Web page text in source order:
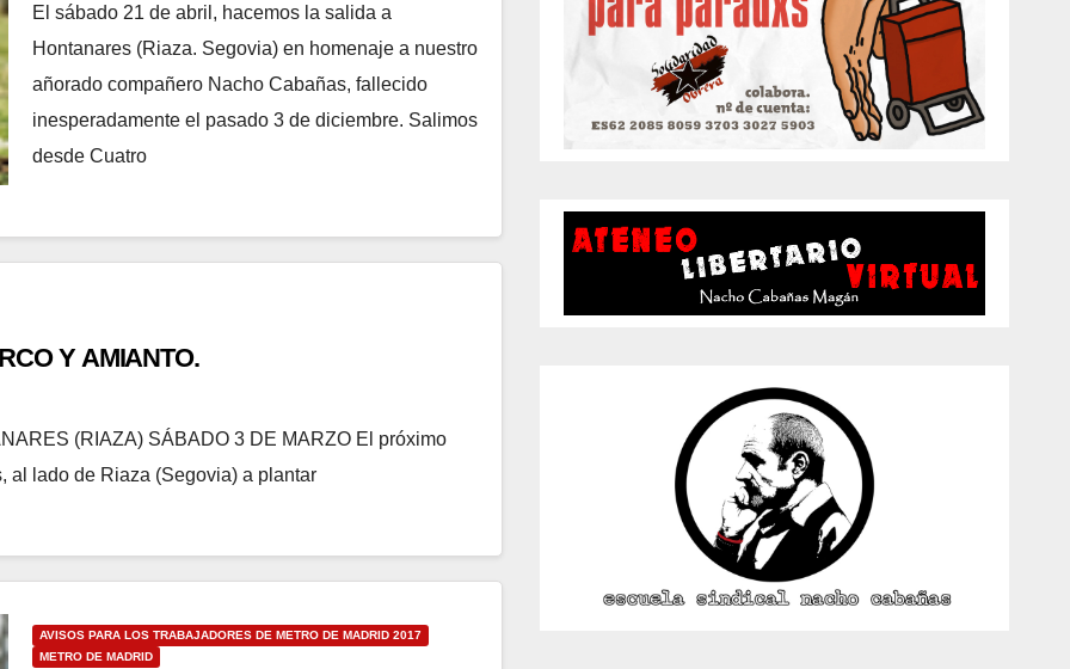
El sábado 21 de abril, hacemos la salida a
Hontanares (Riaza. Segovia) en homenaje a nuestro
añorado compañero Nacho Cabañas, fallecido
inesperadamente el pasado 3 de diciembre. Salimos
desde Cuatro
Y AMIANTO.
(RIAZA) SÁBADO 3 DE MARZO El próximo
al lado de Riaza (Segovia) a plantar
AVISOS PARA LOS TRABAJADORES DE METRO DE MADRID 2017
METRO DE MADRID